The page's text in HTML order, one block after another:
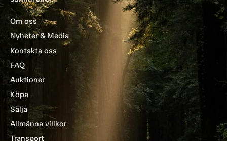
Om oss
Nyheter & Media
Kontakta oss
FAQ
Auktioner
Köpa
Sälja
Allmänna villkor
Transport